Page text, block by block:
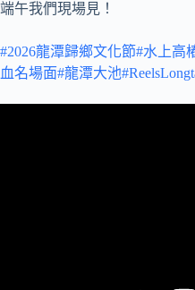
端午我們現場見！
#2026龍潭歸鄉文化節#水上高
血名場面#龍潭大池